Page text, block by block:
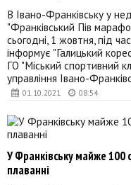
01.10.2021 08:54
В Івано-Франківську у
"Франківський Пів
сьогодні, 1 жовтня, під
інформує "Галицький
ГО "Міський спортивний
управління Івано-
У Франківську майже 100
плаванні